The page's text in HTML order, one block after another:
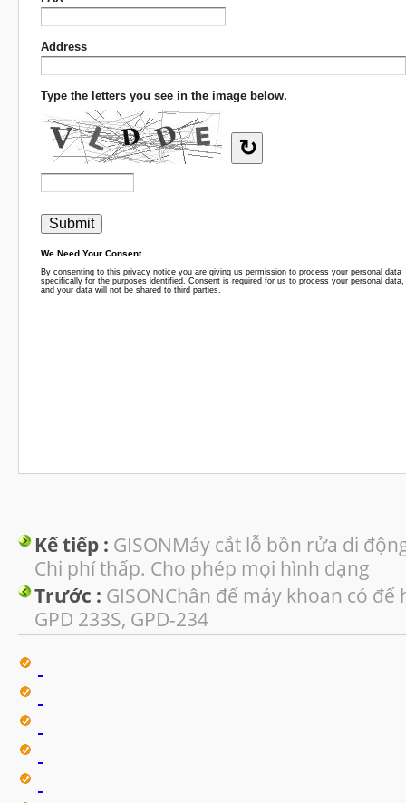
Kế tiếp : GISONMáy cắt lỗ bồn rửa di
Chi phí thấp. Cho phép mọi hình dạng
Trước : GISONChân đế máy khoan có đế
GPD 233S, GPD-234